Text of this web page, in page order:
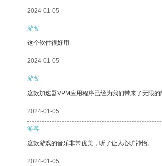
2024-01-05
游客
这个软件很好用
2024-01-05
游客
这款加速器VPM应用程序已经为我们带来了无限的
2024-01-05
游客
这款游戏的音乐非常优美，听了让人心旷神怡。
2024-01-05